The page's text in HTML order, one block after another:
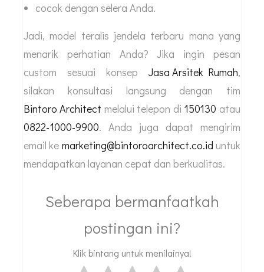
cocok dengan selera Anda.
Jadi, model teralis jendela terbaru mana yang
menarik perhatian Anda? Jika ingin pesan
custom sesuai konsep Jasa Arsitek Rumah,
silakan konsultasi langsung dengan tim
Bintoro Architect melalui telepon di 150130 atau
0822-1000-9900. Anda juga dapat mengirim
email ke marketing@bintoroarchitect.co.id untuk
mendapatkan layanan cepat dan berkualitas.
Seberapa bermanfaatkah
postingan ini?
Klik bintang untuk menilainya!